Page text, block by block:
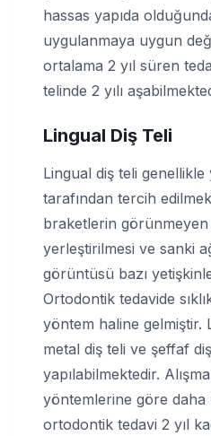
hassas yapıda
uygulanmaya uygun
ortalama 2 yıl süren
telinde 2 yılı
Lingual Diş Teli
Lingual diş teli genellikle
tarafından tercih
braketlerin
yerleştirilmesi ve sanki
görüntüsü bazı
Ortodontik tedavide
yöntem haline gelmiştir.
metal diş teli ve şeffaf
yapılabilmektedir.
yöntemlerine göre
ortodontik tedavi 2 yıl